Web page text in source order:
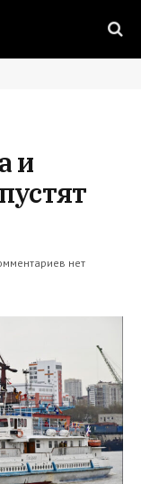
и
нет